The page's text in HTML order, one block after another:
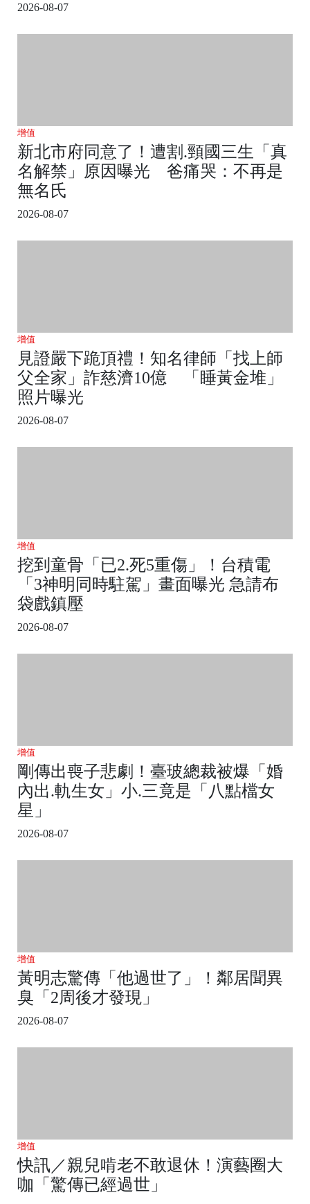
2026-08-07
增值
新北市府同意了！遭割.頸國三生「真
名解禁」原因曝光 爸痛哭：不再是
無名氏
2026-08-07
增值
見證嚴下跪頂禮！知名律師「找上師
父全家」詐慈濟10億 「睡黃金堆」
照片曝光
2026-08-07
增值
挖到童骨「已2.死5重傷」！台積電
「3神明同時駐駕」畫面曝光 急請布
袋戲鎮壓
2026-08-07
增值
剛傳出喪子悲劇！臺玻總裁被爆「婚
內出.軌生女」小.三竟是「八點檔女
星」
2026-08-07
增值
黃明志驚傳「他過世了」！鄰居聞異
臭「2周後才發現」
2026-08-07
增值
快訊／親兒啃老不敢退休！演藝圈大
咖「驚傳已經過世」